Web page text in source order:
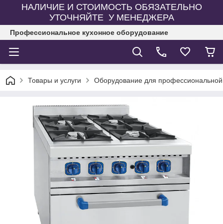
НАЛИЧИЕ И СТОИМОСТЬ ОБЯЗАТЕЛЬНО
УТОЧНЯЙТЕ У МЕНЕДЖЕРА
Профессиональное кухонное оборудование
Товары и услуги Оборудование для профессиональной